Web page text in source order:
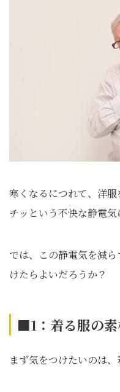
寒くなるにつれて、洋
チッという不快な静電気
では、この静電気を減
けたらよいだろうか？
■1：着る服の
まず気をつけたいのは、